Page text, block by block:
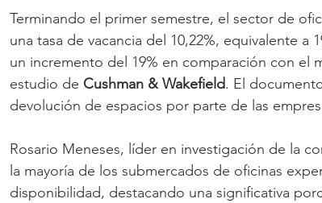
Terminando el primer semestre, el sector de
una tasa de vacancia del 10,22%, equivalente a
un incremento del 19% en comparación con el
estudio de Cushman & Wakefield. El
devolución de espacios por parte de las
Rosario Meneses, líder en investigación de la
la mayoría de los submercados de oficinas
disponibilidad, destacando una significativa